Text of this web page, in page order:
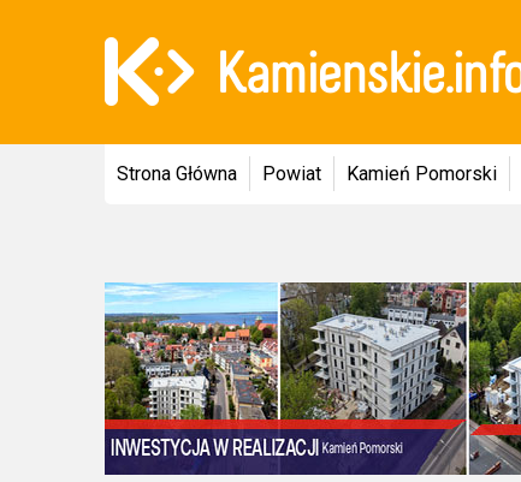
Strona Główna Powiat Kamień Pomorski